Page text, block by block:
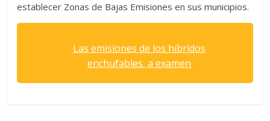
establecer Zonas de Bajas Emisiones en sus municipios.
Las emisiones de los híbridos
enchufables, a examen